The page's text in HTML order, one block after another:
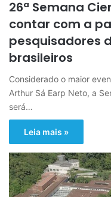
26ª Semana
contar com a
pesquisadores
brasileiros
Considerado o maior
Arthur Sá Earp Neto, a
será…
Leia mais »